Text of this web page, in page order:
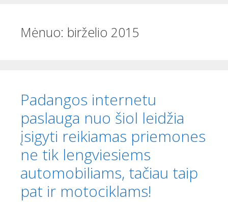
Mėnuo: birželio 2015
Padangos internetu
paslauga nuo šiol leidžia
įsigyti reikiamas priemones
ne tik lengviesiems
automobiliams, tačiau taip
pat ir motociklams!